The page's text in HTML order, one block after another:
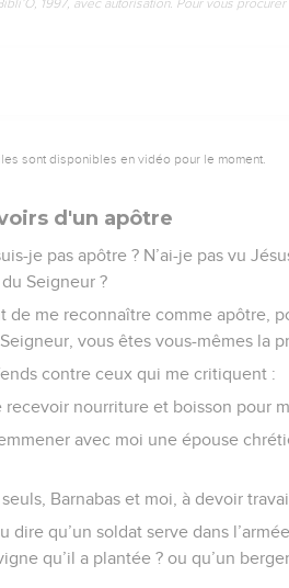
sont disponibles en vidéo pour le moment.
d'un apôtre
je pas apôtre ? N’ai-je pas vu
Seigneur ?
de me reconnaître comme apôtre,
vous êtes vous-mêmes la
contre ceux qui me critiquent :
recevoir nourriture et boisson pour
avec moi une épouse
Barnabas et moi, à devoir
dire qu’un soldat serve dans
qu’il a plantée ? ou qu’un